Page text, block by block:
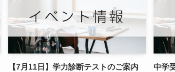
【7月11日】学力診断テストのご案内
中学